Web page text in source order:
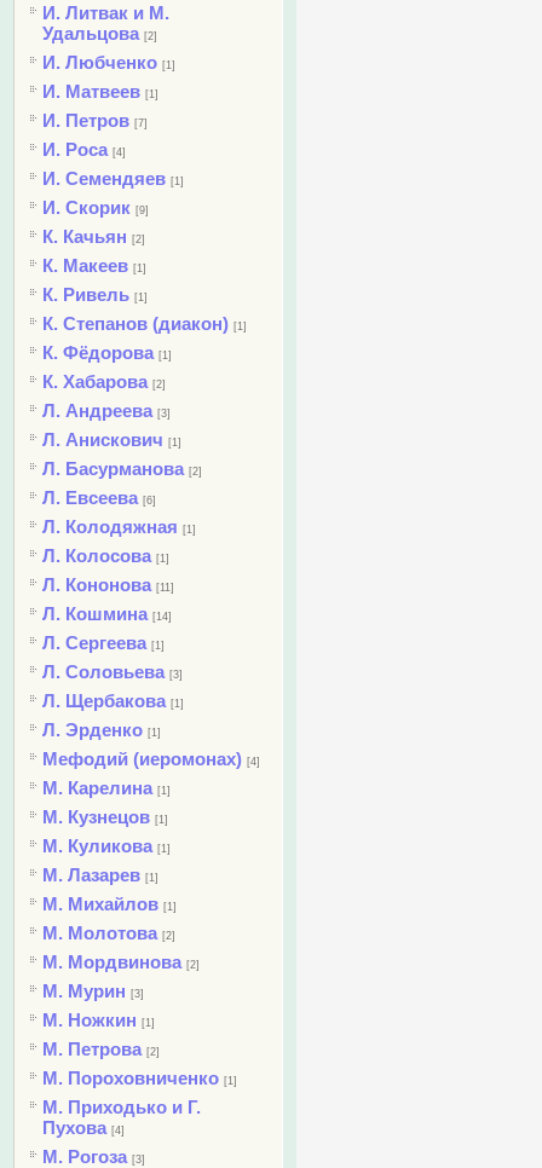
И. Литвак и М.
Удальцова [2]
И. Любченко [1]
И. Матвеев [1]
И. Петров [7]
И. Роса [4]
И. Семендяев [1]
И. Скорик [9]
К. Качьян [2]
К. Макеев [1]
К. Ривель [1]
К. Степанов (диакон) [1]
К. Фёдорова [1]
К. Хабарова [2]
Л. Андреева [3]
Л. Анискович [1]
Л. Басурманова [2]
Л. Евсеева [6]
Л. Колодяжная [1]
Л. Колосова [1]
Л. Кононова [11]
Л. Кошмина [14]
Л. Сергеева [1]
Л. Соловьева [3]
Л. Щербакова [1]
Л. Эрденко [1]
Мефодий (иеромонах) [4]
М. Карелина [1]
М. Кузнецов [1]
М. Куликова [1]
М. Лазарев [1]
М. Михайлов [1]
М. Молотова [2]
М. Мордвинова [2]
М. Мурин [3]
М. Ножкин [1]
М. Петрова [2]
М. Пороховниченко [1]
М. Приходько и Г.
Пухова [4]
М. Рогоза [3]